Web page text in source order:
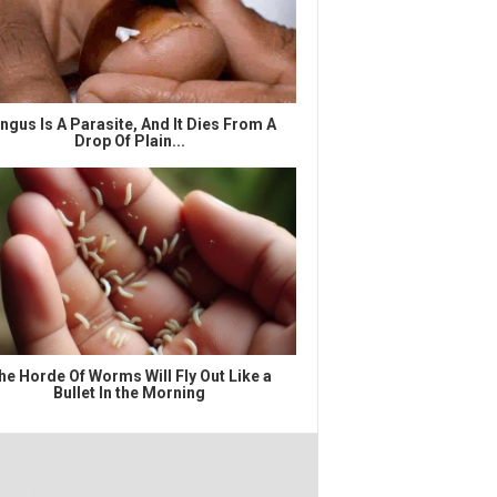
Is A Parasite, And It Dies From A
Drop Of Plain...
Horde Of Worms Will Fly Out Like a
Bullet In the Morning